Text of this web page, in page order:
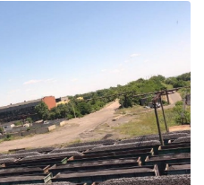
Прес-релізи
Фото/Відео
Made in Lviv